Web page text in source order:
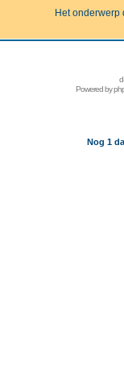
Het onderwerp
Powered by
Nog 1